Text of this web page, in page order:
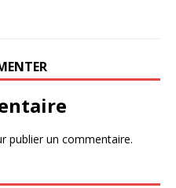
publier un commentaire.